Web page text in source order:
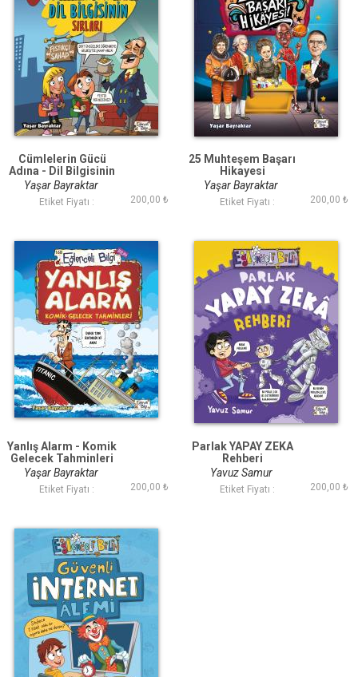
Cümlelerin Gücü
Adına - Dil Bilgisinin
Sırları
Yaşar Bayraktar
Etiket Fiyatı : 200,00 ₺
25 Muhteşem Başarı
Hikayesi
Yaşar Bayraktar
Etiket Fiyatı : 200,00 ₺
Yanlış Alarm - Komik
Gelecek Tahminleri
Yaşar Bayraktar
Etiket Fiyatı : 200,00 ₺
Parlak YAPAY ZEKA
Rehberi
Yavuz Samur
Etiket Fiyatı : 200,00 ₺